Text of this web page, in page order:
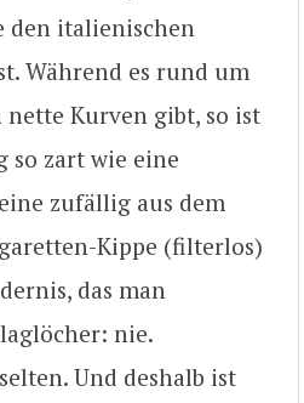
den italienischen
Während es rund um
nette Kurven gibt, so ist
so zart wie eine
zufällig aus dem
Kippe (filterlos)
das man
nie.
Und deshalb ist